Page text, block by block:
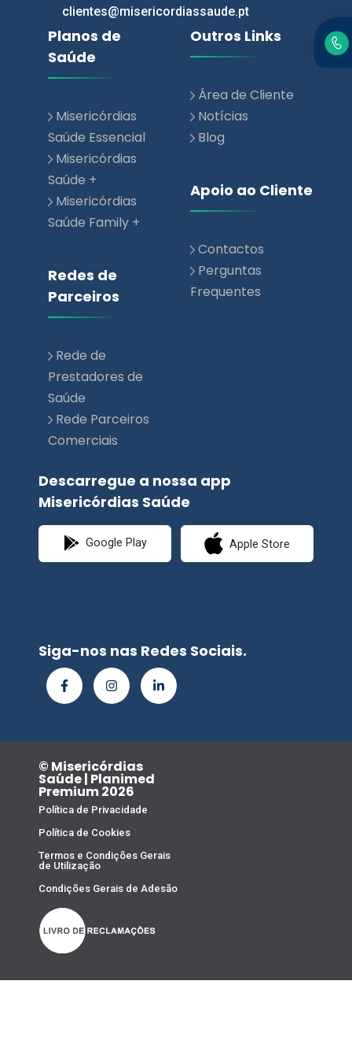
clientes@misericordiassaude.pt
Planos de
Saúde
Misericórdias
Saúde Essencial
Misericórdias
Saúde +
Misericórdias
Saúde Family +
Redes de
Parceiros
Rede de
Prestadores de
Saúde
Rede Parceiros
Comerciais
Outros Links
Área de Cliente
Notícias
Blog
Apoio ao Cliente
Contactos
Perguntas
Frequentes
Descarregue a nossa app
Misericórdias Saúde
Google Play Apple Store
Siga-nos nas Redes Sociais.
© Misericórdias
Saúde | Planimed
Premium 2026
Política de Privacidade
Política de Cookies
Termos e Condições Gerais
de Utilização
Condições Gerais de Adesão